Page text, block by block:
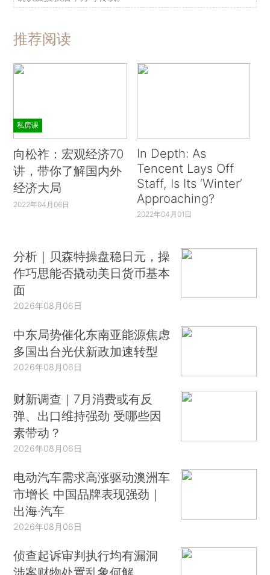
推荐阅读
私房课
向松祚：宏观经济70
讲，带你了解国内外
经济大局
2022年04月06日
In Depth: As
Tencent Lays Off
Staff, Is Its ‘Winter’
Approaching?
2022年04月01日
分析｜贝森特操盘稳日元，操
作巧思能否撬动美日货币基本
面
2026年08月06日
中东局势催化东南亚能源焦虑
多国出台光伏新政加速转型
2026年08月06日
财新调查｜7月消费或有反
弹、出口维持强劲 受哪些因
素带动？
2026年08月06日
电动汽车需求高涨驱动澳洲车
市增长 中国品牌表现强劲｜
出海·汽车
2026年08月06日
侦查起诉审判执行均有漏洞